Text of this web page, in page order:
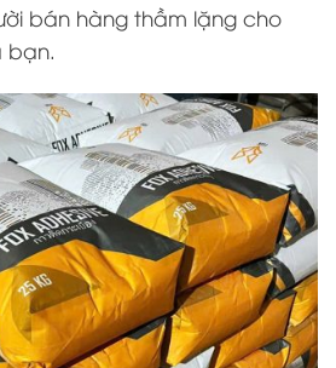
bán hàng thầm lặng cho
bạn.